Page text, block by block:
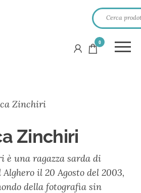
0
Zinchiri
Zinchiri
è una ragazza sarda di
il 20 Agosto del 2003,
della fotografia sin